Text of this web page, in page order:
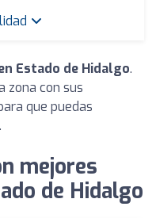
Estado de Hidalgo.
zona con sus
que puedas
mejores
de Hidalgo